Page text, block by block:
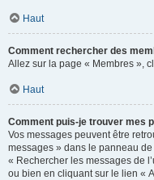
Haut
Comment rechercher des
Allez sur la page « Membres »,
Haut
Comment puis-je trouver mes
Vos messages peuvent être
messages » dans le panneau
« Rechercher les messages de
ou bien en cliquant sur le lien «